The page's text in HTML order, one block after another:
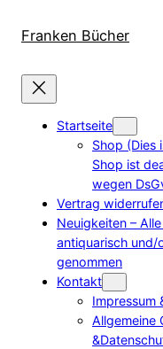
zum
wechseln
Franken Bücher
Startseite
Shop (Dies
Shop ist
wegen
Vertrag
Neuigkeiten –
antiquarisch und/
genommen
Kontakt
Impressum
Allgemeine